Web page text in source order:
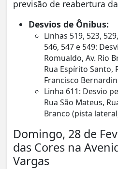
previsão de reabertura
Desvios de Ônibus:
Linhas 519, 523,
546, 547 e 549:
Romualdo, Av. Rio
Rua Espírito Santo,
Francisco
Linha 611: Desvio
Rua São Mateus,
Branco (pista
Domingo, 28 de
das Cores na
Vargas